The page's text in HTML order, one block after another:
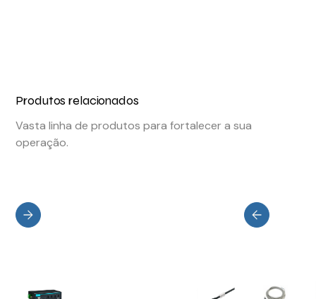
Produtos relacionados
Vasta linha de produtos para fortalecer a sua
operação.